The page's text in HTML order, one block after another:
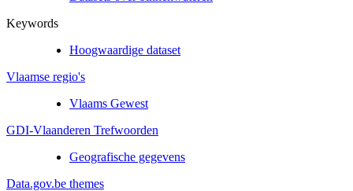
Keywords
Hoogwaardige dataset
Vlaamse regio's
Vlaams Gewest
GDI-Vlaanderen Trefwoorden
Geografische gegevens
Data.gov.be themes